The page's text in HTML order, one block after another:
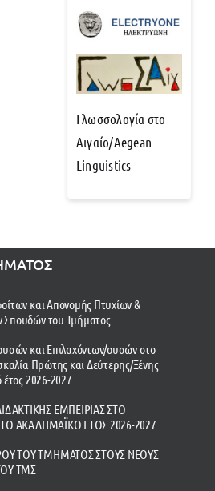
Γλωσσολογία στο
Αιγαίο/Aegean
Linguistics
και Απονομής Πτυχίων &
του Τμήματος
και Επιλαχόντων/ουσών στο
Πρώτης και Δεύτερης/Ξένης
2026-2027
ΕΜΠΕΙΡΙΑΣ ΣΤΟ
ΑΚΑΔΗΜΑΪΚΟ ΕΤΟΣ 2026-2027
ΤΟΥ ΤΜΗΜΑΤΟΣ ΣΤΟΥΣ ΝΕΟΥΣ
ΤΜΣ